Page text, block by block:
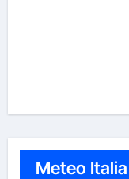
Meteo Italia